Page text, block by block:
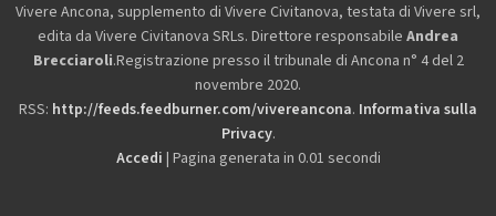
Vivere Ancona, supplemento di Vivere Civitanova, testata di Vivere srl,
edita da Vivere Civitanova SRLs. Direttore responsabile Andrea
Brecciaroli.Registrazione presso il tribunale di Ancona n° 4 del 2
novembre 2020.
RSS: http://feeds.feedburner.com/vivereancona. Informativa sulla
Privacy.
Accedi | Pagina generata in 0.01 secondi